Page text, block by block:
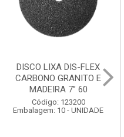
DISCO LIXA DIS-FLEX
CARBONO GRANITO E
MADEIRA 7” 60
Código: 123200
Embalagem: 10 - UNIDADE